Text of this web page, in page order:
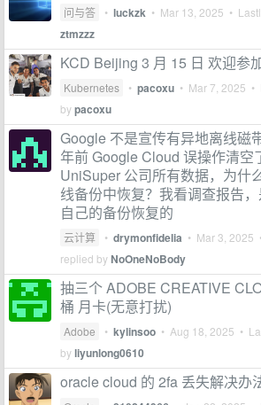
问与答 • luckzk • Mar 13, 2025 •
ztmzzz
KCD Beijing 3 月 15 日 欢迎参
Kubernetes • pacoxu • Mar 7, 2025 •
bypacoxu
Google 不是宣传有异地离线磁
年前 Google Cloud 误操作清空
UniSuper 公司所有数据，为什
线备份中恢复？我看调查报告
自己的备份恢复的
云计算 • drymonfidelia • Mar 3, 2025
replied byNoOneNoBody
抽三个 ADOBE CREATIVE
桶 月卡(无意打扰)
Adobe • kylinsoo • Aug 18, 2025 •
byliyunlong0610
oracle cloud 的 2fa 丢失解决办